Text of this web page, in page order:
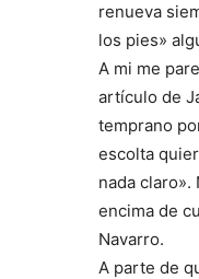
renueva
los pies»
A mi me
artículo de
temprano
escolta
nada
encima de
Navarro.
A parte de